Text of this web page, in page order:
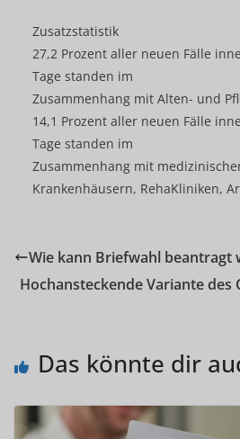
Zusatzstatistik
27,2 Prozent aller neuen Fälle
Tage standen im
Zusammenhang mit Alten- und
14,1 Prozent aller neuen Fälle
Tage standen im
Zusammenhang mit
Krankenhäusern, RehaKliniken,
Wie kann Briefwahl beantragt
Hochansteckende Variante des
Das könnte dir